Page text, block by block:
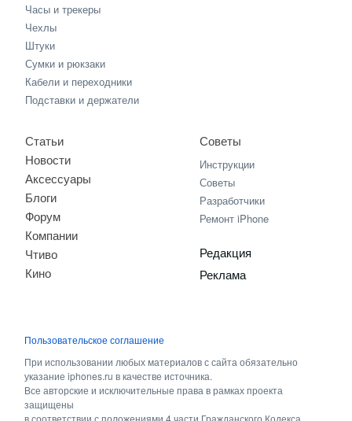
Часы и трекеры
Чехлы
Штуки
Сумки и рюкзаки
Кабели и переходники
Подставки и держатели
Статьи
Новости
Аксессуары
Блоги
Форум
Компании
Чтиво
Кино
Советы
Инструкции
Советы
Разработчики
Ремонт iPhone
Редакция
Реклама
Пользовательское соглашение
При использовании любых материалов с сайта обязательно
указание iphones.ru в качестве источника.
Все авторские и исключительные права в рамках проекта
защищены
в соответствии с положениями 4 части Гражданского Кодекса